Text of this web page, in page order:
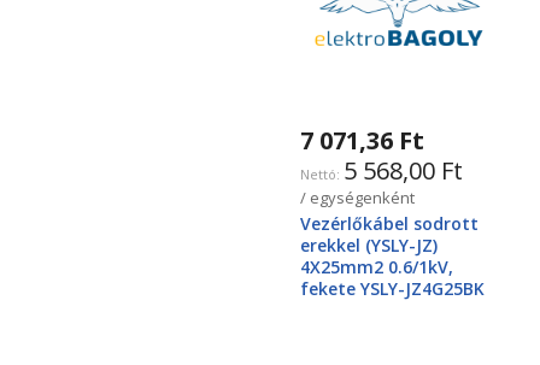
7 071,36 Ft
5 568,00 Ft
/ egységenként
Vezérlőkábel sodrott
erekkel (YSLY-JZ)
4X25mm2 0.6/1kV,
fekete YSLY-JZ4G25BK